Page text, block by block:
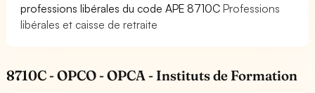
professions libérales du code APE 8710CProfessions
libérales et caisse de retraite
8710C - OPCO - OPCA - Instituts de Formation